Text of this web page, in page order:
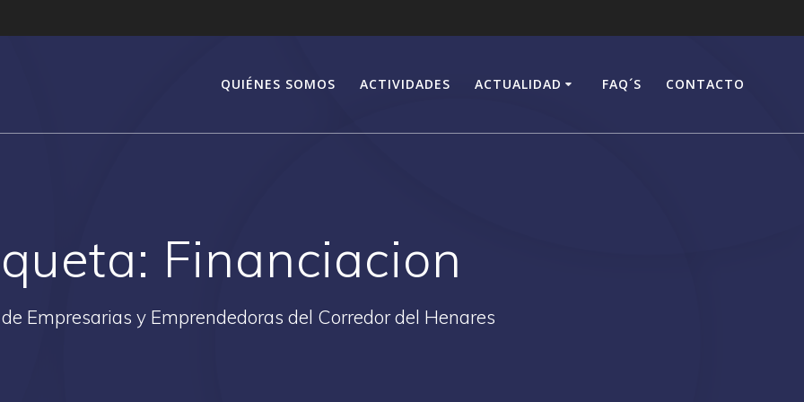
QUIÉNES SOMOS ACTIVIDADES ACTUALIDAD FAQ´S CONTACTO
Financiacion
Empresarias y Emprendedoras del Corredor del Henares